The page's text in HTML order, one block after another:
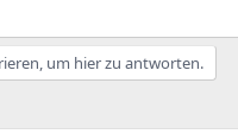
um hier zu antworten.